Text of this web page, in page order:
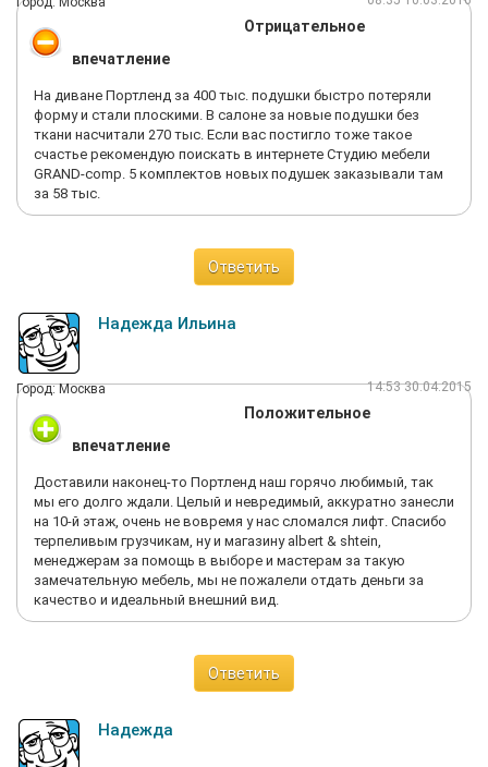
Отрицательное
впечатление
На диване Портленд за 400 тыс. подушки быстро потеряли
форму и стали плоскими. В салоне за новые подушки без
ткани насчитали 270 тыс. Если вас постигло тоже такое
счастье рекомендую поискать в интернете Студию мебели
GRAND-comp. 5 комплектов новых подушек заказывали там
за 58 тыс.
Ответить
Надежда Ильина
Город: Москва 14:53 30.04.2015
Положительное
впечатление
Доставили наконец-то Портленд наш горячо любимый, так
мы его долго ждали. Целый и невредимый, аккуратно занесли
на 10-й этаж, очень не вовремя у нас сломался лифт. Спасибо
терпеливым грузчикам, ну и магазину albert & shtein,
менеджерам за помощь в выборе и мастерам за такую
замечательную мебель, мы не пожалели отдать деньги за
качество и идеальный внешний вид.
Ответить
Надежда